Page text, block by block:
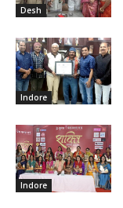
Desh
Indore
Indore